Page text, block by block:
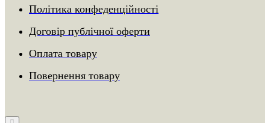
Політика конфеденційності
Договір публічної оферти
Оплата товару
Повернення товару